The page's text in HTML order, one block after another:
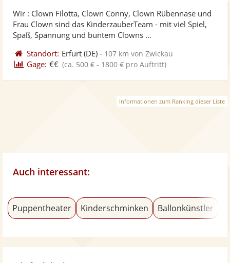
5
Sternen
Wir : Clown Filotta, Clown Conny, Clown Rübennase und
Frau Clown sind das KinderzauberTeam - mit viel Spiel,
Spaß, Spannung und buntem Clowns ...
Standort: Erfurt (DE) - 107 km von Zwickau
Gage: €€ (ca. 500 € - 1800 € pro Auftritt)
Informationen zum Ranking dieser Liste
Auch interessant:
Puppentheater Kinderschminken Ballonkünstler